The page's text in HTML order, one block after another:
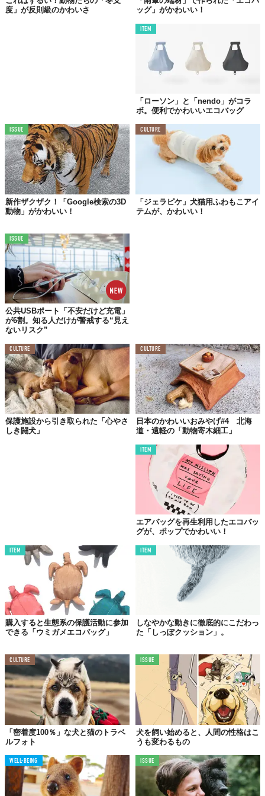
このバッグのもう一つの特長が動物たちの耳にありました。パタ
パタと耳が折れて飛び出す3D仕様に。気分で片耳だけパタンと折
れば、動物たちの表情も微妙に変化がつけられるでしょ。
オシャレなだけじゃない
度」が反則級のかわいさ
ッグ」がかわいい！
ITEM
「ローソン」と「nendo」がコラ
ボ。便利でかわいいエコバッグ
ISSUE
新作ザクザク！「Google検索の3D
動物」がかわいい！
CULTURE
「ジェラピケ」犬猫用ふわもこアイ
テムが、かわいい！
ISSUE
公共USBポート「不安だけど充電」
が6割。知る人だけが警戒する“見え
ないリスク”
CULTURE
保護施設から引き取られた「心やさ
しき闘犬」
CULTURE
日本のかわいいおみやげ#4 北海
道・遠軽の「動物寄木細工」
ITEM
エアバッグを再生利用したエコバッ
グが、ポップでかわいい！
ITEM
購入すると生態系の保護活動に参加
できる「ウミガメエコバッグ」
ITEM
しなやかな動きに徹底的にこだわっ
た「しっぽクッション」。
CULTURE
「密着度100％」な犬と猫のトラベ
ルフォト
ISSUE
犬を飼い始めると、人間の性格はこ
うも変わるもの
WELL-BEING ISSUE